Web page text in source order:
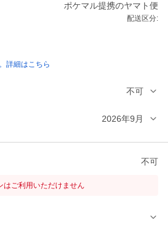
ポケマル提携のヤマト便
配送区分:
詳細はこちら
不可
2026年9月
不可
はご利用いただけません